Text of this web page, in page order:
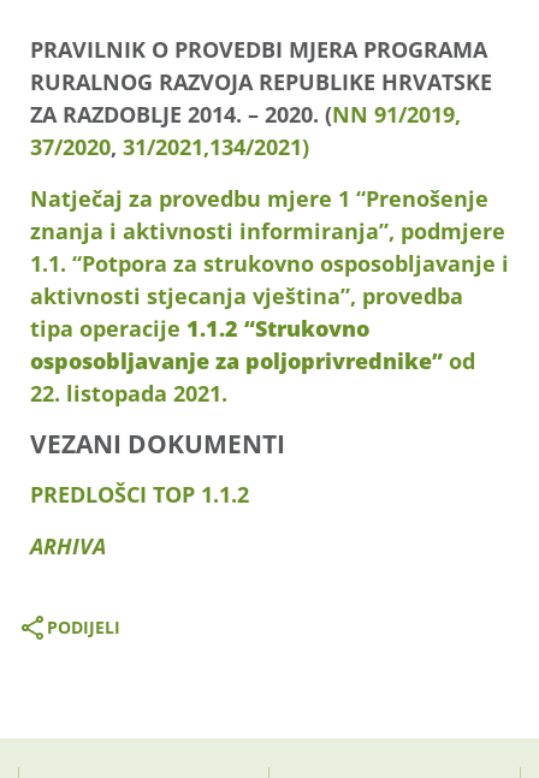
PRAVILNIK O PROVEDBI MJERA PROGRAMA
RURALNOG RAZVOJA REPUBLIKE HRVATSKE
ZA RAZDOBLJE 2014. – 2020. (NN 91/2019,
37/2020, 31/2021,134/2021)
Natječaj za provedbu mjere 1 “Prenošenje
znanja i aktivnosti informiranja”, podmjere
1.1. “Potpora za strukovno osposobljavanje i
aktivnosti stjecanja vještina”, provedba
tipa operacije 1.1.2 “Strukovno
osposobljavanje za poljoprivrednike” od
22. listopada 2021.
VEZANI DOKUMENTI
PREDLOŠCI TOP 1.1.2
ARHIVA
PODIJELI